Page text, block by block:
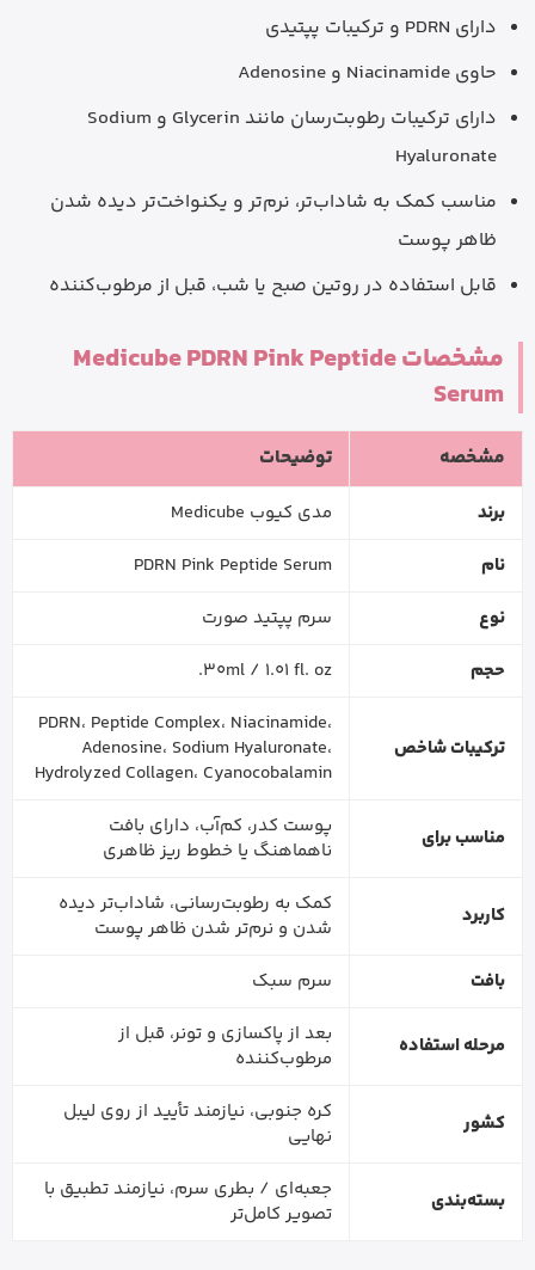
دارای PDRN و ترکیبات پپتیدی
حاوی Niacinamide و Adenosine
دارای ترکیبات رطوبت‌رسان مانند Glycerin و Sodium
Hyaluronate
مناسب کمک به شاداب‌تر، نرم‌تر و یکنواخت‌تر دیده شدن
ظاهر پوست
قابل استفاده در روتین صبح یا شب، قبل از مرطوب‌کننده
مشخصات Medicube PDRN Pink Peptide
Serum
مشخصه توضیحات
برند
مدی کیوب Medicube
نام
PDRN Pink Peptide Serum
نوع
سرم پپتید صورت
حجم
30ml / 1.01 fl. oz.
ترکیبات شاخص
PDRN، Peptide Complex، Niacinamide،
Adenosine، Sodium Hyaluronate،
Hydrolyzed Collagen، Cyanocobalamin
مناسب برای
پوست کدر، کم‌آب، دارای بافت
ناهماهنگ یا خطوط ریز ظاهری
کاربرد
کمک به رطوبت‌رسانی، شاداب‌تر دیده
شدن و نرم‌تر شدن ظاهر پوست
بافت
سرم سبک
مرحله استفاده
بعد از پاکسازی و تونر، قبل از
مرطوب‌کننده
کشور
کره جنوبی، نیازمند تأیید از روی لیبل
نهایی
بسته‌بندی
جعبه‌ای / بطری سرم، نیازمند تطبیق با
تصویر کامل‌تر